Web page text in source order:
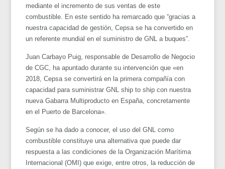
mediante el incremento de sus ventas de este
combustible. En este sentido ha remarcado que “gracias a
nuestra capacidad de gestión, Cepsa se ha convertido en
un referente mundial en el suministro de GNL a buques”.
Juan Carbayo Puig, responsable de Desarrollo de Negocio
de CGC, ha apuntado durante su intervención que «en
2018, Cepsa se convertirá en la primera compañía con
capacidad para suministrar GNL ship to ship con nuestra
nueva Gabarra Multiproducto en España, concretamente
en el Puerto de Barcelona».
Según se ha dado a conocer, el uso del GNL como
combustible constituye una alternativa que puede dar
respuesta a las condiciones de la Organización Marítima
Internacional (OMI) que exige, entre otros, la reducción de